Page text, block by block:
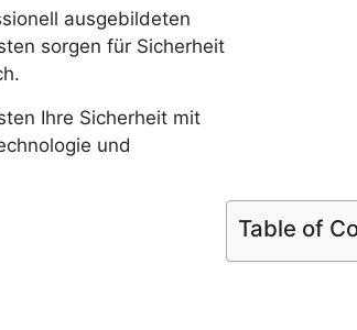
ausgebildeten
sorgen für Sicherheit
Ihre Sicherheit mit
und
Table of